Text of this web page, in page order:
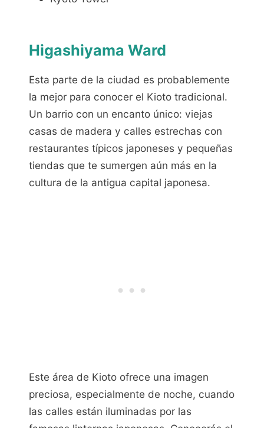
Higashiyama Ward
Esta parte de la ciudad es probablemente
la mejor para conocer el Kioto tradicional.
Un barrio con un encanto único: viejas
casas de madera y calles estrechas con
restaurantes típicos japoneses y pequeñas
tiendas que te sumergen aún más en la
cultura de la antigua capital japonesa.
Este área de Kioto ofrece una imagen
preciosa, especialmente de noche, cuando
las calles están iluminadas por las